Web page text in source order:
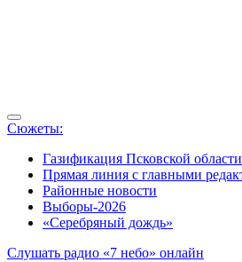
Сюжеты:
Газификация Псковской области
Прямая линия с главными
Районные новости
Выборы-2026
«Серебряный дождь»
Слушать радио «7 небо» онлайн